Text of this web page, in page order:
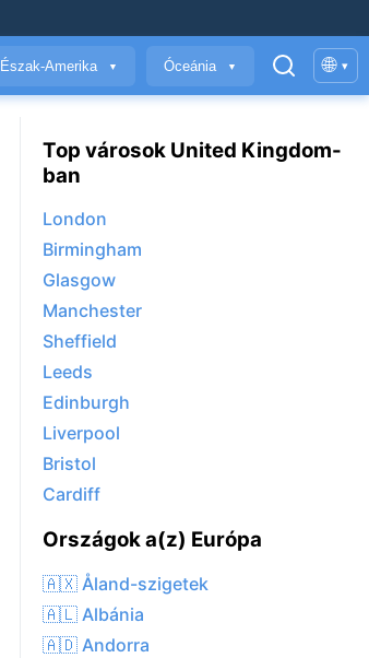
Észak-Amerika ▼ Óceánia ▼ 🌐 ▾
Top városok United Kingdom-
ban
London
Birmingham
Glasgow
Manchester
Sheffield
Leeds
Edinburgh
Liverpool
Bristol
Cardiff
Országok a(z) Európa
🇦🇽 Åland-szigetek
🇦🇱 Albánia
🇦🇩 Andorra